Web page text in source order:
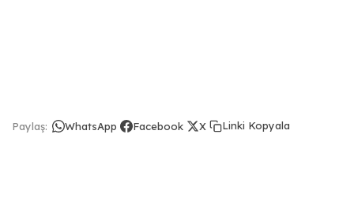
Paylaş: WhatsApp Facebook X Linki Kopyala